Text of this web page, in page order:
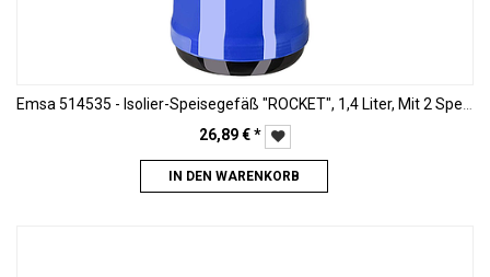
Emsa 514535 - Isolier-Speisegefäß "ROCKET", 1,4 Liter, Mit 2 Speiseeinsätzen, 100% dicht, Blau
26,89€*
IN DEN WARENKORB